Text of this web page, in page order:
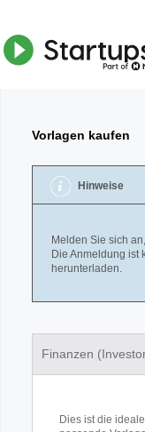
Vorlagen kaufen
Hinweise
Melden Sie sich
Die Anmeldung ist
herunterladen.
Finanzen
Dies ist die